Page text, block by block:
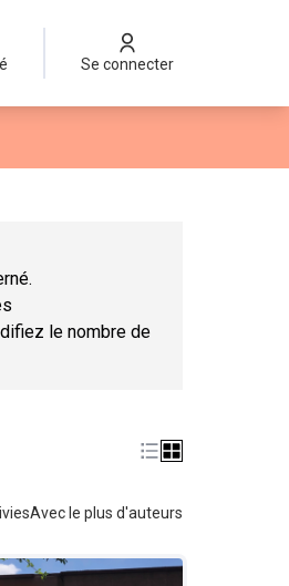
Se connecter
le nombre de
Avec le plus d'auteurs